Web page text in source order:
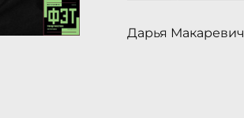
Дарья Макаревич